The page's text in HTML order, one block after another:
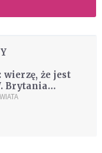
że jest
Brytania
z UE